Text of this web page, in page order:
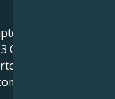
Significado e
número de
fim, mas, ao